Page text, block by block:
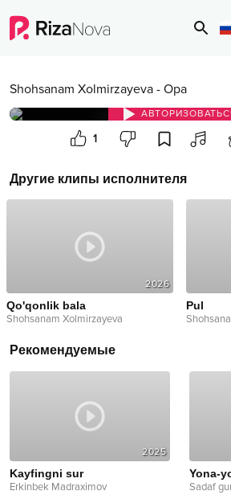
Shohsanam Xolmirzayeva - Opa
1
Другие клипы исполнителя
2026
Qo'qonlik bala
Shohsanam Xolmirzayeva
Pul
Рекомендуемые
2025
Kayfingni sur
Erkinbek Madraximov
Yona-
Sadaf